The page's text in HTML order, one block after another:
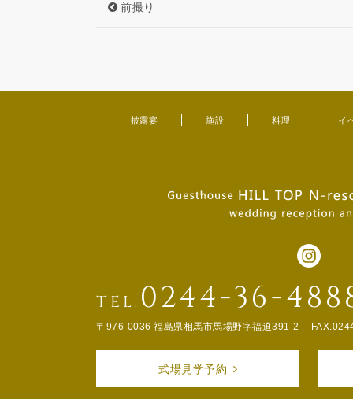
前撮り
披露宴 施設 料理 イ
TEL. 0244-36-
〒976-0036 福島県相馬市馬場野字福迫391-2
式場見学予約